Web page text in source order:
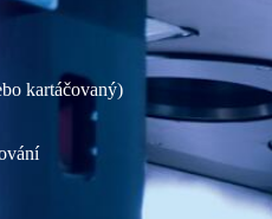
kartáčovaný)